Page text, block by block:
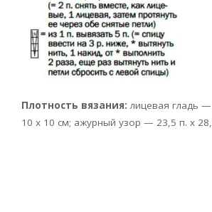
Плотность вязания: лицевая гладь
10 х 10 см; ажурный узор — 23,5 п. х